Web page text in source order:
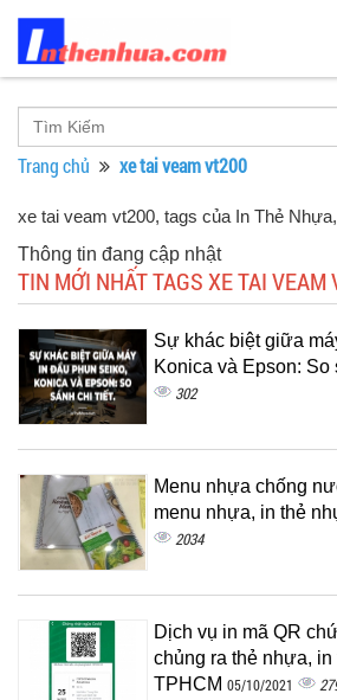
Trang chủ xe tai veam vt200
xe tai veam vt200, tags của In Thẻ Nhựa
Thông tin đang cập nhật
TIN MỚI NHẤT TAGS XE TAI VEAM
Sự khác biệt giữa
Konica và Epson: So
302
Menu nhựa chống
menu nhựa, in thẻ
2034
Dịch vụ in mã QR
chủng ra thẻ nhựa,
TPHCM 05/10/2021